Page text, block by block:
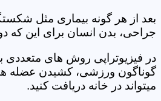
بعد از هر گونه بیماری مثل
جراحی، بدن انسان برای این که
در فیزیوتراپی روش های متعددی
گوناگون ورزشی، کشیدن عضله
میتواند در خانه دریافت کنید.